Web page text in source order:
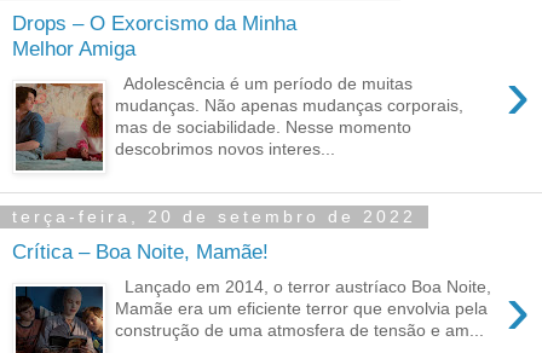
Drops – O Exorcismo da Minha
Melhor Amiga
›
Adolescência é um período de muitas
mudanças. Não apenas mudanças corporais,
mas de sociabilidade. Nesse momento
descobrimos novos interes...
terça-feira, 20 de setembro de 2022
Crítica – Boa Noite, Mamãe!
›
Lançado em 2014, o terror austríaco Boa Noite,
Mamãe era um eficiente terror que envolvia pela
construção de uma atmosfera de tensão e am...